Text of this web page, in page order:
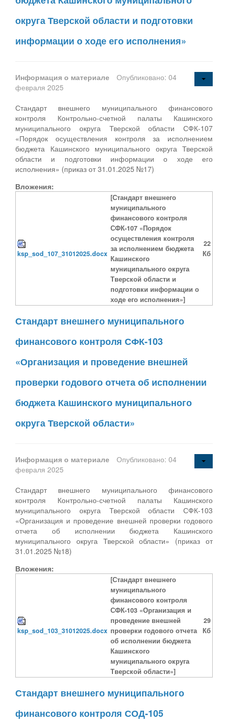
округа Тверской области и подготовки
информации о ходе его исполнения»
Информация о материале
Опубликовано: 04
февраля 2025
Стандарт внешнего муниципального финансового
контроля Контрольно-счетной палаты Кашинского
муниципального округа Тверской области СФК-107
«Порядок осуществления контроля за исполнением
бюджета Кашинского муниципального округа Тверской
области и подготовки информации о ходе его
исполнения» (приказ от 31.01.2025 №17)
Вложения:
ksp_sod_107_31012025.docx
[Стандарт внешнего
муниципального
финансового контроля
СФК-107 «Порядок
осуществления контроля
за исполнением бюджета
Кашинского
муниципального округа
Тверской области и
подготовки информации о
ходе его исполнения»]
22
Кб
Стандарт внешнего муниципального
финансового контроля СФК-103
«Организация и проведение внешней
проверки годового отчета об исполнении
бюджета Кашинского муниципального
округа Тверской области»
Информация о материале
Опубликовано: 04
февраля 2025
Стандарт внешнего муниципального финансового
контроля Контрольно-счетной палаты Кашинского
муниципального округа Тверской области СФК-103
«Организация и проведение внешней проверки годового
отчета об исполнении бюджета Кашинского
муниципального округа Тверской области» (приказ от
31.01.2025 №18)
Вложения:
ksp_sod_103_31012025.docx
[Стандарт внешнего
муниципального
финансового контроля
СФК-103 «Организация и
проведение внешней
проверки годового отчета
об исполнении бюджета
Кашинского
муниципального округа
Тверской области»]
29
Кб
Стандарт внешнего муниципального
финансового контроля СОД-105